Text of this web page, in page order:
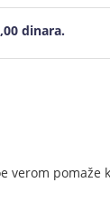
dinara.
verom pomaže